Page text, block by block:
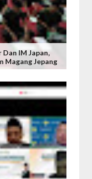
IM Japan,
Magang Jepang